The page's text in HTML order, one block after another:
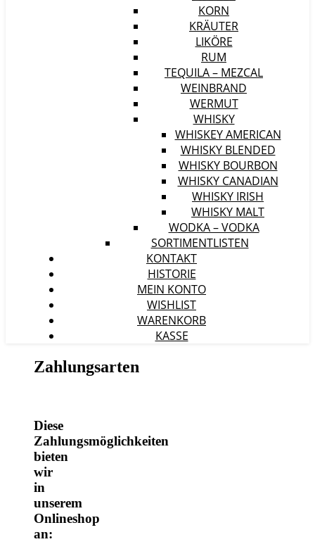
KORN
KRÄUTER
LIKÖRE
RUM
TEQUILA – MEZCAL
WEINBRAND
WERMUT
WHISKY
WHISKEY AMERICAN
WHISKY BLENDED
WHISKY BOURBON
WHISKY CANADIAN
WHISKY IRISH
WHISKY MALT
WODKA – VODKA
SORTIMENTLISTEN
KONTAKT
HISTORIE
MEIN KONTO
WISHLIST
WARENKORB
KASSE
Zahlungsarten
Diese
Zahlungsmöglichkeiten
bieten
wir
in
unserem
Onlineshop
an: